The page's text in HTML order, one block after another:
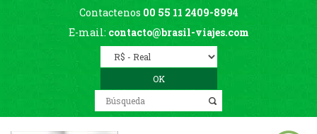
Contactenos 00 55 11 2409-8994
E-mail: contacto@brasil-viajes.com